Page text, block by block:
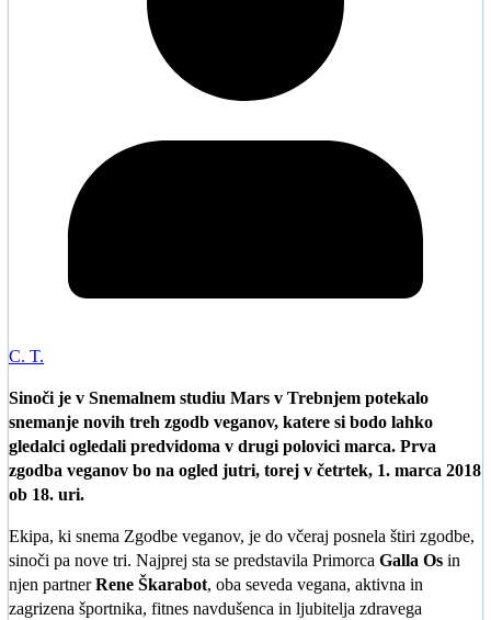
C. T.
Sinoči je v Snemalnem studiu Mars v Trebnjem potekalo
snemanje novih treh zgodb veganov, katere si bodo lahko
gledalci ogledali predvidoma v drugi polovici marca. Prva
zgodba veganov bo na ogled jutri, torej v četrtek, 1. marca 2018
ob 18. uri.
Ekipa, ki snema Zgodbe veganov, je do včeraj posnela štiri zgodbe,
sinoči pa nove tri. Najprej sta se predstavila Primorca Galla Os in
njen partnerRene Škarabot, oba seveda vegana, aktivna in
zagrizena športnika, fitnes navdušenca in ljubitelja zdravega